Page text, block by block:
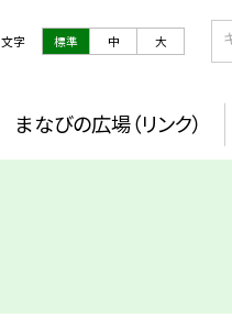
文字 標準 中 大
まなびの広場（リンク）